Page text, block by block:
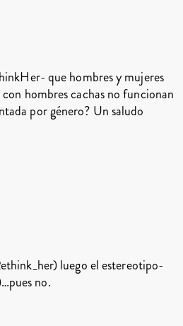
que hombres y mujeres
hombres cachas no funcionan
por género? Un saludo
luego el estereotipo-
no.